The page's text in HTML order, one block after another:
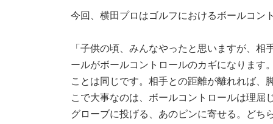
今回、横田プロはゴルフにおけるボールコン
「子供の頃、みんなやったと思いますが、
ールがボールコントロールのカギになります
ことは同じです。相手との距離が離れれば
こで大事なのは、ボールコントロールは理
グローブに投げる、あのピンに寄せる。どち